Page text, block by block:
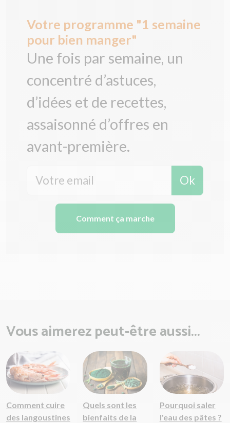
Votre programme "1 semaine
pour bien manger"
Une fois par semaine, un
concentré d’astuces,
d’idées et de recettes,
assaisonné d’offres en
avant-première.
Ok
Comment ça marche
Vous aimerez peut-être aussi...
Comment cuire
des langoustines
Quels sont les
bienfaits de la
Pourquoi saler
l'eau des pâtes ?